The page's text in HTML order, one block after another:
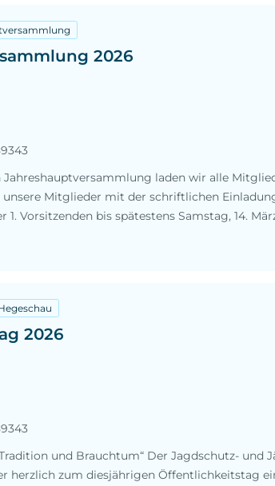
2026
Jahreshauptversammlung laden wir alle
Mitglieder mit der schriftlichen
Vorsitzenden bis spätestens Samstag, 14.
2026
und Brauchtum“ Der Jagdschutz- und
herzlich zum diesjährigen Öffentlichkeitstag